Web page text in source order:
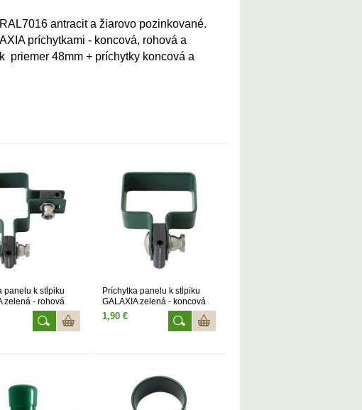
antracit a žiarovo pozinkované.
príchytkami - koncová, rohová a
priemer 48mm + príchytky koncová a
panelu k stĺpiku
zelená - rohová
Príchytka panelu k stĺpiku
GALAXIA zelená - koncová
1,90 €